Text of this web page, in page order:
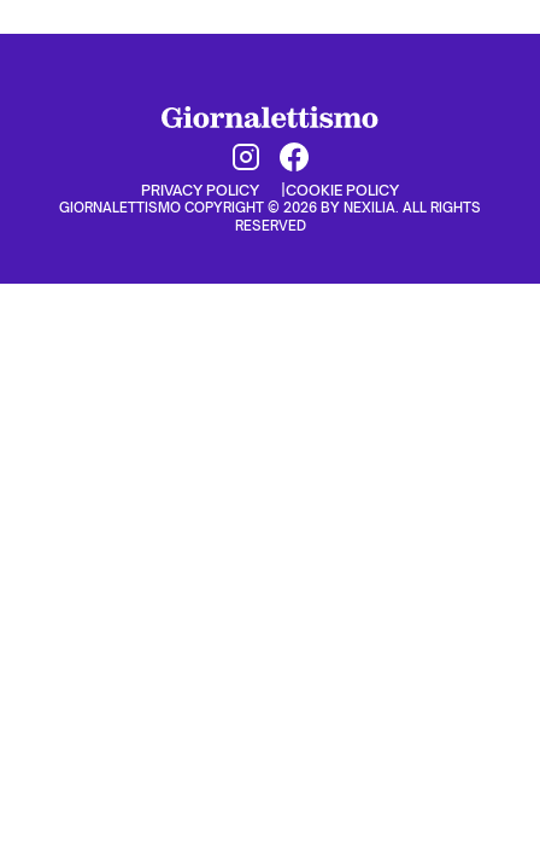
PRIVACY POLICY COOKIE POLICY
GIORNALETTISMO COPYRIGHT © 2026 BY NEXILIA. ALL RIGHTS
RESERVED